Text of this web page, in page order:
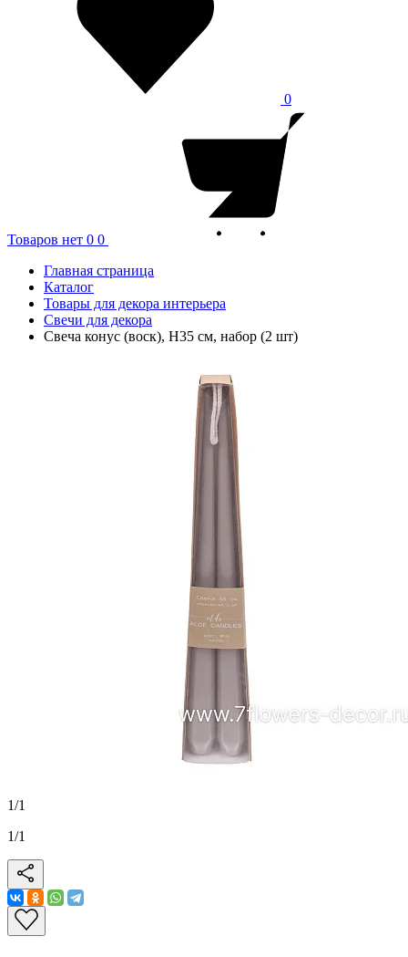
0
Товаров нет 0 0
Главная страница
Каталог
Товары для декора интерьера
Свечи для декора
Свеча конус (воск), H35 см, набор (2 шт)
1/1
1/1